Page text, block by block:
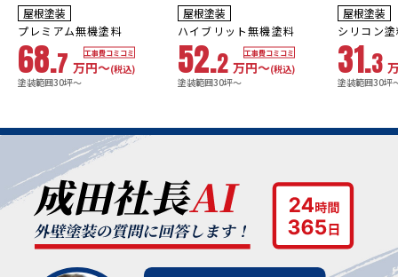
耐用年数
18~23年
屋根塗装
プレミアム無機塗料
68.7 万円〜(税込)
工事費コミコミ
塗装範囲30坪～
耐用年数
13~18年
屋根塗装
ハイブリット無機塗料
52.2 万円〜(税込)
工事費コミコミ
塗装範囲30坪～
耐用年数
8年
屋根塗装
シリコン
31.3
塗装範囲30坪